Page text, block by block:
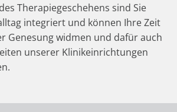
Therapiegeschehens sind Sie
integriert und können Ihre Zeit
Genesung widmen und dafür auch
unserer Klinikeinrichtungen